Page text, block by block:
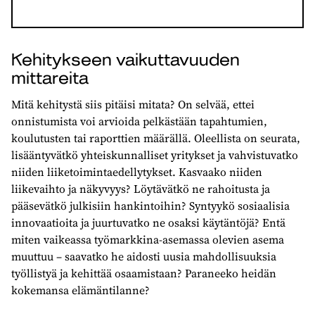
Kehitykseen vaikuttavuuden
mittareita
Mitä kehitystä siis pitäisi mitata? On selvää, ettei
onnistumista voi arvioida pelkästään tapahtumien,
koulutusten tai raporttien määrällä. Oleellista on seurata,
lisääntyvätkö yhteiskunnalliset yritykset ja vahvistuvatko
niiden liiketoimintaedellytykset. Kasvaako niiden
liikevaihto ja näkyvyys? Löytävätkö ne rahoitusta ja
pääsevätkö julkisiin hankintoihin? Syntyykö sosiaalisia
innovaatioita ja juurtuvatko ne osaksi käytäntöjä? Entä
miten vaikeassa työmarkkina-asemassa olevien asema
muuttuu – saavatko he aidosti uusia mahdollisuuksia
työllistyä ja kehittää osaamistaan? Paraneeko heidän
kokemansa elämäntilanne?